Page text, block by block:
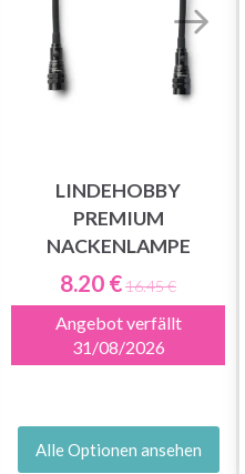
LINDEHOBBY
PREMIUM
NACKENLAMPE
8.20 €16.45 €
Angebot verfällt
31/08/2026
Alle Optionen ansehen